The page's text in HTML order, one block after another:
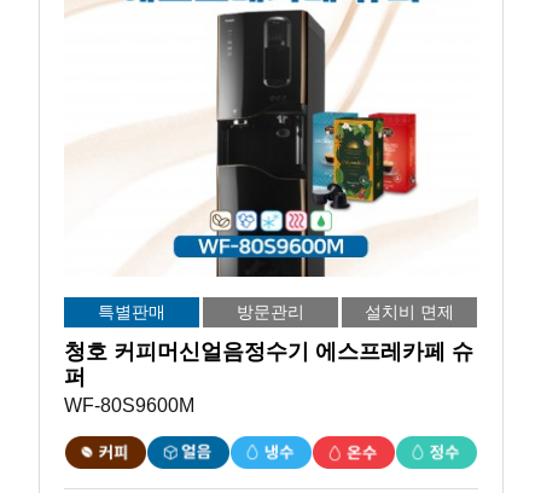
특별판매 방문관리 설치비 면제
청호 커피머신얼음정수기 에스프레카페 슈
퍼
WF-80S9600M